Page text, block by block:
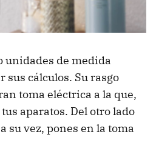
unidades de medida
cálculos. Su rasgo
toma eléctrica a la que,
aparatos. Del otro lado
su vez, pones en la toma